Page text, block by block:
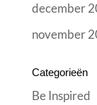
december
november
Categorieën
Be Inspired